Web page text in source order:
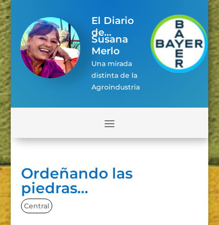
El Diario
de...
Susana
Merlo
Una mirada
distinta de la
Agroindustria
Ordeñando las
piedras…
Central